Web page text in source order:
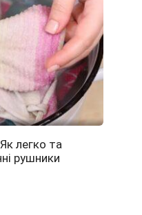
легко та
рушники